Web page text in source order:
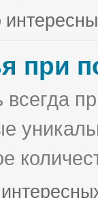
при
всегда